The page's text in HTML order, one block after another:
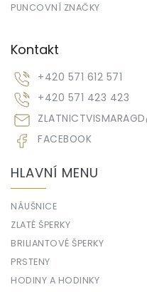
PUNCOVNÍ ZNAČKY
Kontakt
ZLATNICTVISMARAGD
+420 571 612 571
+420 571 423 423
FACEBOOK
HLAVNÍ MENU
NÁUŠNICE
ZLATÉ ŠPERKY
BRILIANTOVÉ ŠPERKY
PRSTENY
HODINY A HODINKY